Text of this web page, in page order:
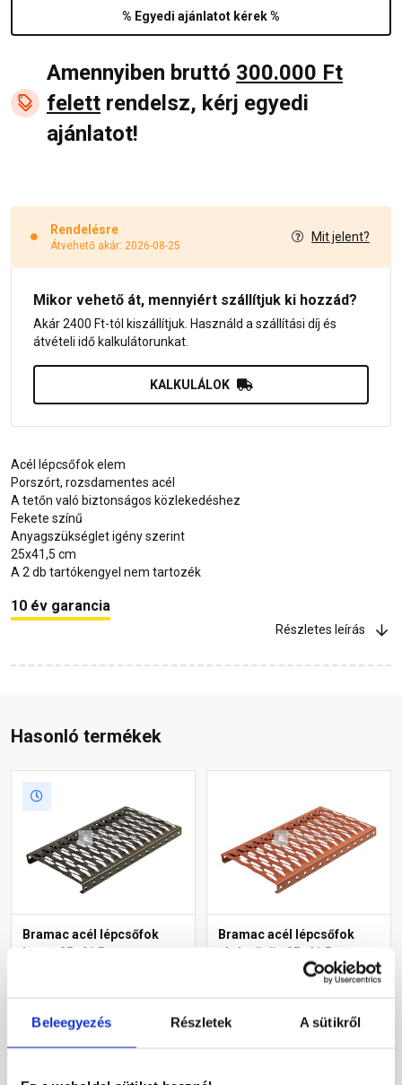
Beleegyezés Részletek A sütikről
% Egyedi ajánlatot kérek %
Amennyiben bruttó 300.000 Ft
felett rendelsz, kérj egyedi
ajánlatot!
Rendelésre
Átvehető akár: 2026-08-25
Mit jelent?
Mikor vehető át, mennyiért szállítjuk ki hozzád?
Akár 2400 Ft-tól kiszállítjuk. Használd a szállítási díj és
átvételi idő kalkulátorunkat.
KALKULÁLOK
Acél lépcsőfok elem
Porszórt, rozsdamentes acél
A tetőn való biztonságos közlekedéshez
Fekete színű
Anyagszükséglet igény szerint
25x41,5 cm
A 2 db tartókengyel nem tartozék
10 év garancia
Részletes leírás
Hasonló termékek
Bramac acél lépcsőfok
barna 25x41,5 cm
16 660 Ft/ db
Bramac acél lépcsőfok
téglavörös 25x41,5 cm